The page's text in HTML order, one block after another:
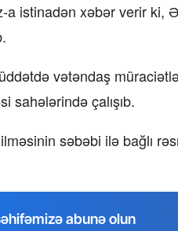
istinadən xəbər verir ki,
vətəndaş
sahələrində çalışıb.
səbəbi ilə bağlı
abunə olun